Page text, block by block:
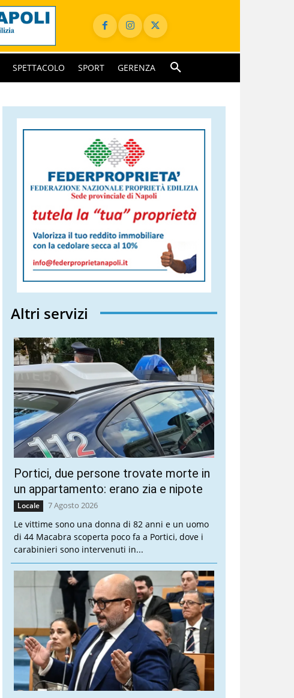
SPETTACOLO SPORT GERENZA
Altri servizi
Portici, due persone trovate morte in
un appartamento: erano zia e nipote
Locale 7 Agosto 2026
Le vittime sono una donna di 82 anni e un uomo
di 44 Macabra scoperta poco fa a Portici, dove i
carabinieri sono intervenuti in...